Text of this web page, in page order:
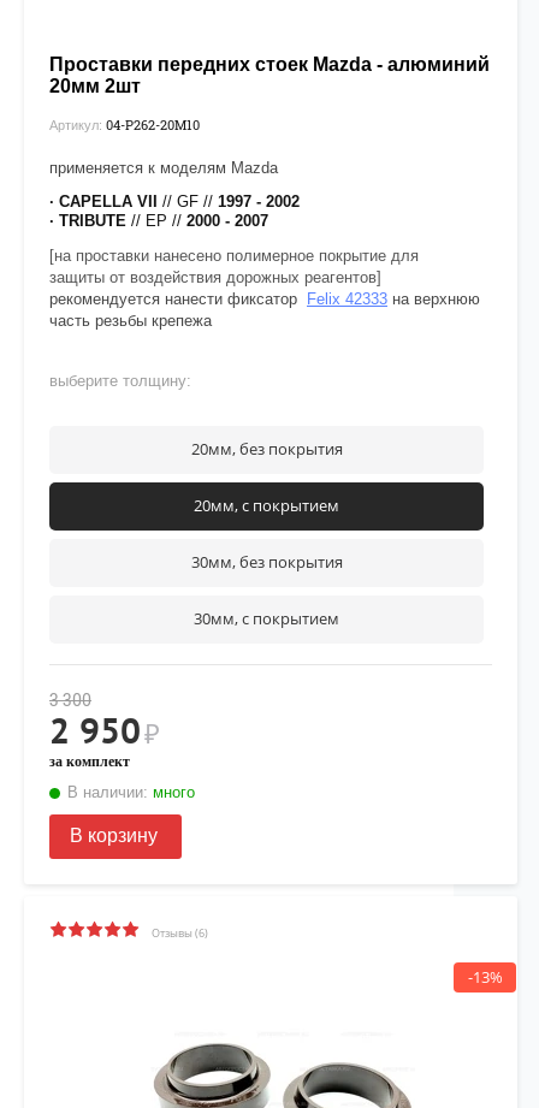
Проставки передних стоек Mazda - алюминий
20мм 2шт
Артикул: 04-P262-20М10
применяется к моделям Mazda
· CAPELLA VII // GF // 1997 - 2002
· TRIBUTE // EP // 2000 - 2007
[на проставки нанесено полимерное покрытие для
защиты от воздействия дорожных реагентов]
рекомендуется нанести фиксатор
Felix 42333 на верхнюю
часть резьбы крепежа
выберите толщину:
20мм, без покрытия
20мм, с покрытием
30мм, без покрытия
30мм, с покрытием
3 300
2 950₽
за комплект
В наличии: много
В корзину
Отзывы (6)
-13%